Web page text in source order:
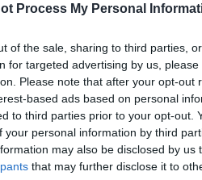
Process My Personal
of the sale, sharing to third parties,
for targeted advertising by us,
Please note that after your opt-out
based ads based on personal
to third parties prior to your opt-out.
personal information by third
may also be disclosed by us
that may further disclose it to